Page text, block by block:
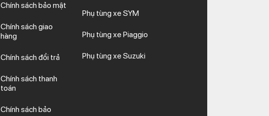
Chính sách bảo mật
Chính sách giao
hàng
Chính sách đổi trả
Chính sách thanh
toán
Chính sách bảo
Phụ tùng xe SYM
Phụ tùng xe Piaggio
Phụ tùng xe Suzuki